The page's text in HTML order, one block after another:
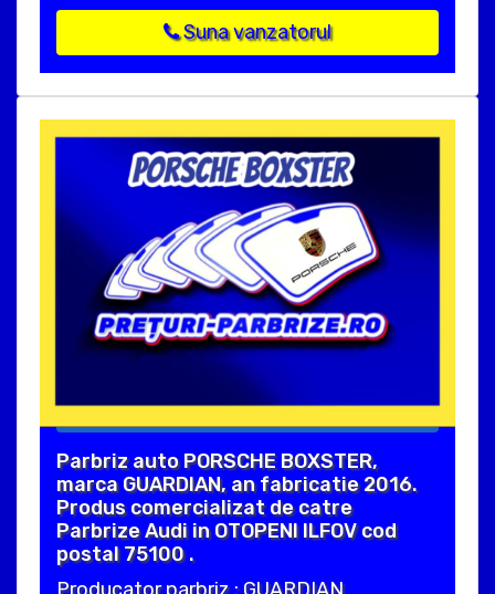
Suna vanzatorul
Parbriz auto PORSCHE BOXSTER,
marca GUARDIAN, an fabricatie 2016.
Produs comercializat de catre
Parbrize Audi in OTOPENI ILFOV cod
postal 75100 .
Producator parbriz : GUARDIAN